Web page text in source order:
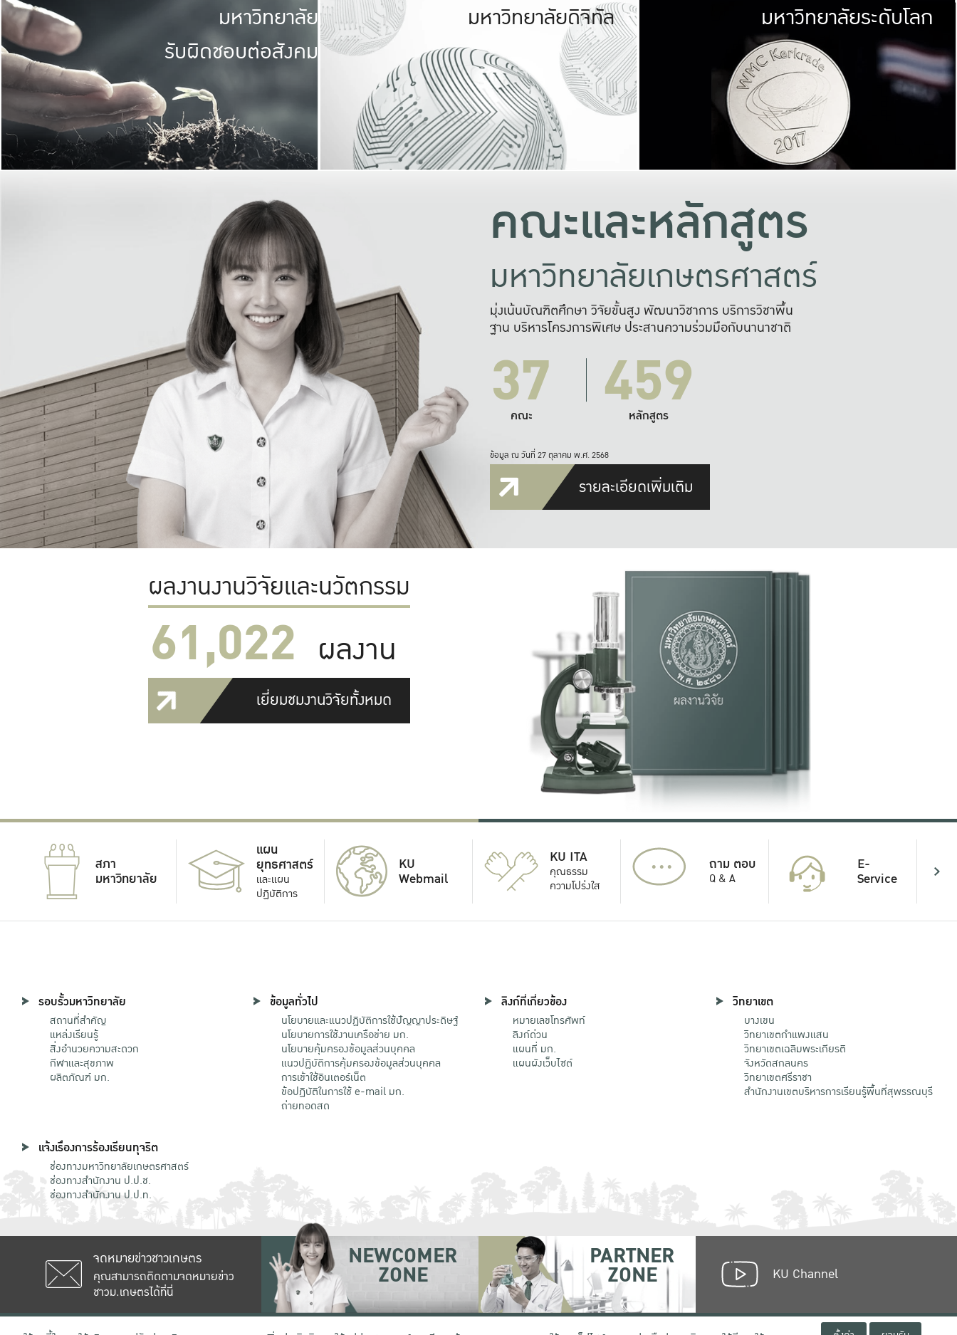
มหาวิทยาลัย
รับผิดชอบต่อสังคม
มหาวิทยาลัยรับผิดชอบต่อสังคม
ร่วมมือกับชุมชน เพื่อความกินดีอยู่ดี
และความสุขอย่างยั่งยืน
มองปัญหาในภาพกว้าง
แก้ไขจากปัญหาจุดเล็กๆ
มหาวิทยาลัยดิจิทัล มหาวิทยา
พร้อมที่จ
และผลักดันในการใช้ระบบส
เพื่อการทำงานแ
มหาวิทยาลัยระดับโลก
คณะและหลักสูตร
มหาวิทยาลัยเกษตรศาสตร์
มุ่งเน้นบัณฑิตศึกษา วิจัยขั้นสูง พัฒนาวิชาการ บริการวิชาพื้น
ฐาน บริหารโครงการพิเศษ ประสานความร่วมมือกับนานาชาติ
37
คณะ 459
หลักสูตร
ข้อมูล ณ วันที่ 27 ตุลาคม พ.ศ. 2568
รายละเอียดเพิ่มเติม
ผลงานงานวิจัยและนวัตกรรม
61,022 ผลงาน
เยี่ยมชมงานวิจัยทั้งหมด
สภา
มหาวิทยาลัย
แผน
ยุทธศาสตร์
และแผน
ปฏิบัติการ
KU
Webmail
KU ITA
คุณธรรม
ความโปร่งใส
... ถาม ตอบ
Q & A
E-
Service
รอบรั้วมหาวิทยาลัย
สถานที่สำคัญ
แหล่งเรียนรู้
สิ่งอำนวยความสะดวก
กีฬาและสุขภาพ
ผลิตภัณฑ์ มก.
ข้อมูลทั่วไป
นโยบายและแนวปฏิบัติการใช้ปัญญาประดิษฐ์
นโยบายการใช้งานเครือข่าย มก.
นโยบายคุ้มครองข้อมูลส่วนบุคคล
แนวปฏิบัติการคุ้มครองข้อมูลส่วนบุคคล
การเข้าใช้อินเตอร์เน็ต
ข้อปฏิบัติในการใช้ e-mail มก.
ถ่ายทอดสด
ลิงก์ที่เกี่ยวข้อง
หมายเลขโทรศัพท์
ลิงก์ด่วน
แผนที่ มก.
แผนผังเว็บไซต์
วิทยาเขต
บางเขน
วิทยาเขตกําแพงแสน
วิทยาเขตเฉลิมพระเกียรติ
จังหวัดสกลนคร
วิทยาเขตศรีราชา
สำนักงานเขตบริหารการเรียนรู้พื้นที่สุพรรณบุรี
แจ้งเรื่องการร้องเรียนทุจริต
ช่องทางมหาวิทยาลัยเกษตรศาสตร์
ช่องทางสำนักงาน ป.ป.ช.
ช่องทางสำนักงาน ป.ป.ท.
จดหมายข่าวชาวเกษตร
คุณสามารถติดตามจดหมายข่าว
ชาวม.เกษตรได้ที่นี่
NEWCOMER
ZONE
PARTNER
ZONE KU Channel